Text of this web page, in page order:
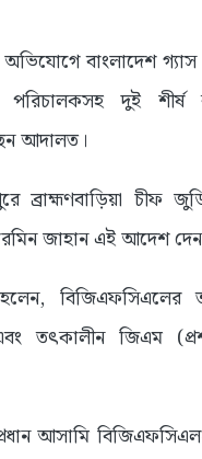
অভিযোগে বাংলাদেশ
পরিচালকসহ দুই শীর্ষ
আদালত।
চীফ
জাহান এই আদেশ
হলেন, বিজিএফসিএলের
তৎকালীন জিএম
প্রধান আসামি